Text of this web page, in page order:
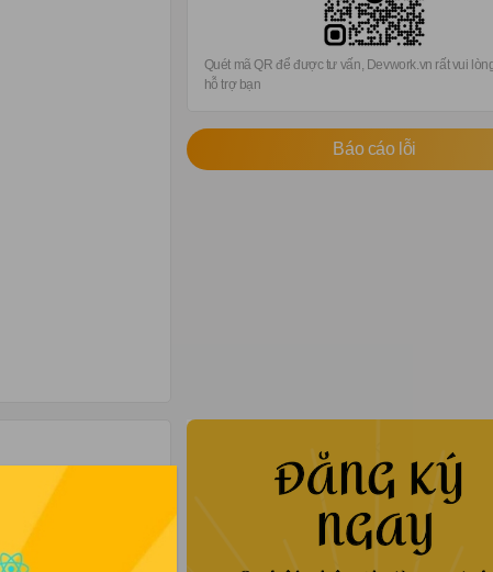
Quét mã QR để được tư vấn, Devwork.vn rất vui
hỗ trợ bạn
Báo cáo lỗi